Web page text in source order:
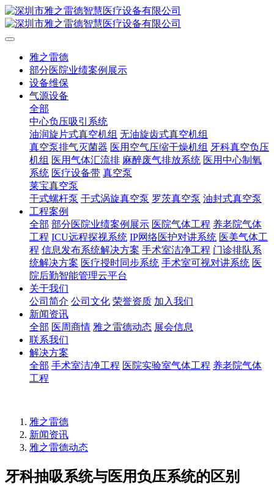
雅之雷德
部分医院业绩案例展示
设备维保
气源设备
全部
中心负压吸引系统
油润旋片式真空机组 无油旋齿式真空机组
真空泵排气灭菌器 医用空气压缩干燥机组 牙科真空负压
机组 医用气体汇流排 麻醉废气排放系统 医用中心制氧
系统 医疗设备带 真空泵
莱宝真空泵
干式螺杆泵 干式涡旋真空泵 罗茨真空泵 油封式真空泵
工程案例
全部 部分医院业绩案例展示 医院气体工程 养老院气体
工程 ICU远程探视系统 IP网络医护对讲系统 医美气体工
程 信息发布系统解决方案 手术室洁净工程 门诊排队系
统解决方案 医疗授时同步系统 手术室可视对讲系统 医
院后勤智能管理云平台
关于我们
公司简介 公司文化 荣誉资质 加入我们
新闻资讯
全部 医周商情 雅之雷德动态 展会信息
联系我们
解决方案
全部 手术室洁净工程 医院实验室气体工程 养老院气体
工程
雅之雷德
新闻资讯
雅之雷德动态
牙科抽吸系统与医用负压系统的区别